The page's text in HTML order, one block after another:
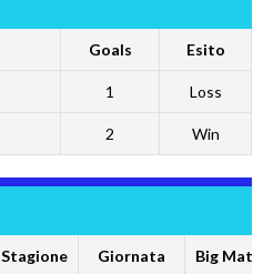
Goals Esito
1 Loss
2 Win
Stagione Giornata Big